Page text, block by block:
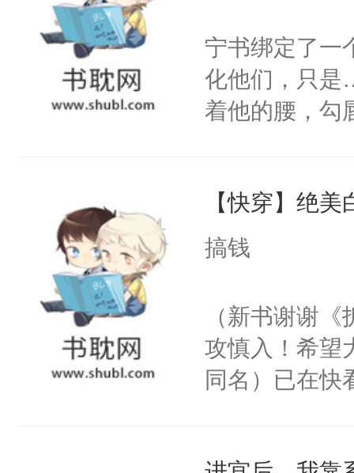
宁书绑定了一
化他们，只是
着他的腰，勾
来，给老公
用力——为你
【快穿】绝
搞钱
（新书谢谢
攻慎入！希望
同名）已在快